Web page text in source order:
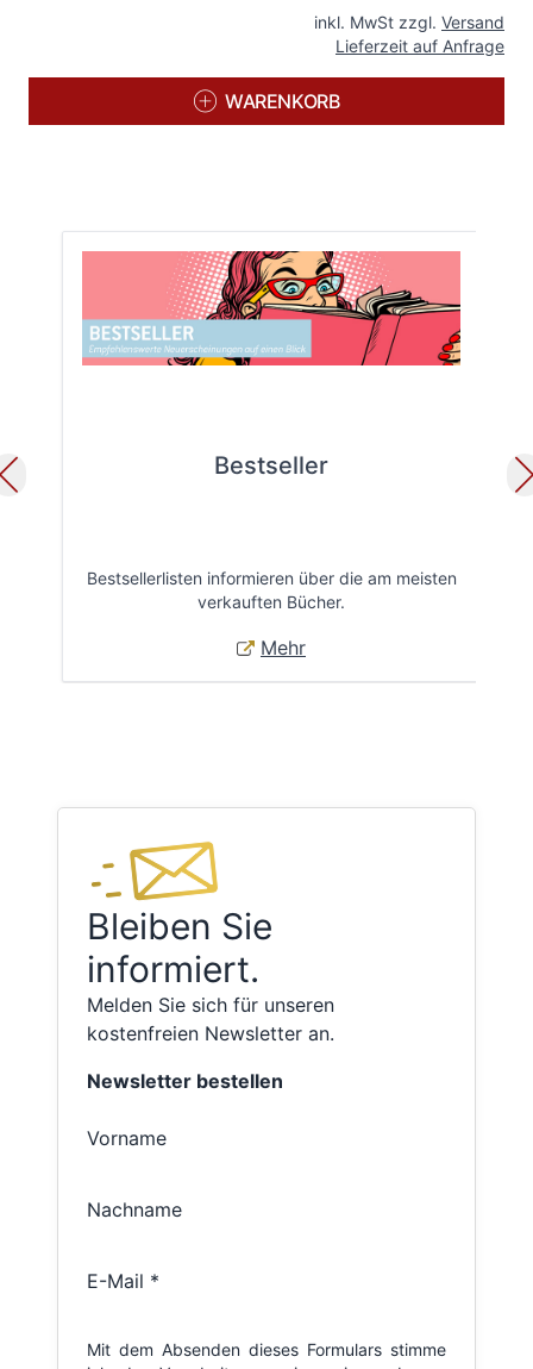
inkl. MwSt zzgl. Versand
Lieferzeit auf Anfrage
WARENKORB
Bestseller
Bestsellerlisten informieren über die am meisten
verkauften Bücher.
Mehr
Bleiben Sie
informiert.
Melden Sie sich für unseren
kostenfreien Newsletter an.